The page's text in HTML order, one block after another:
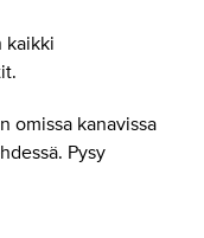
kaikki
omissa kanavissa
Pysy